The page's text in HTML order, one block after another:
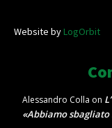
Website byLogOrbit
Alessandro Colla on
«Abbiamo sbagliato